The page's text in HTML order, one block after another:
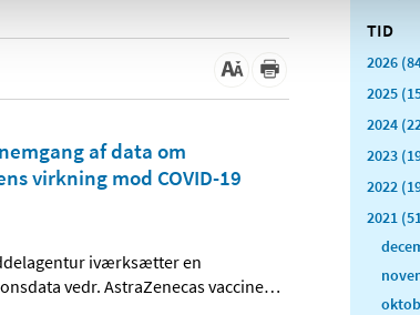
af data om
virkning mod COVID-19
iværksætter en
vedr. AstraZenecas vaccine…
TID
2026
2025
2024
2023
2022
2021